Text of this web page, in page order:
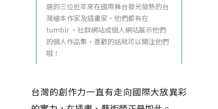
選的三位近年來在國際舞台發光發熱的台
灣繪本作家及插畫家，他們都有在
tumblr 、社群網站或個人網站展示他們
的個人作品集，喜歡的話就可以關注他們
哦！
台灣的創作力一直有走向國際大放異彩